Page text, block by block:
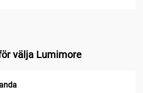
välja Lumimore